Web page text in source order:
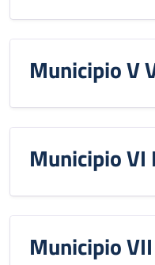
Municipio V
Municipio VI
Municipio